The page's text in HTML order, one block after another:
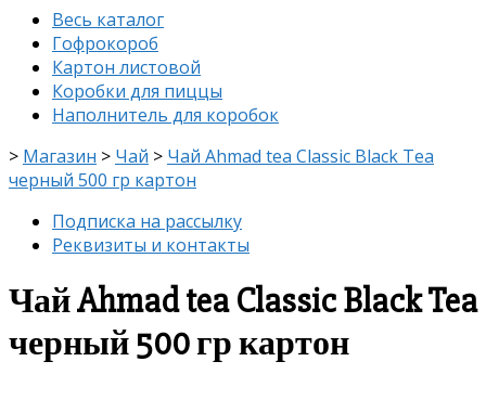
Весь каталог
Гофрокороб
Картон листовой
Коробки для пиццы
Наполнитель для коробок
> Магазин > Чай > Чай Ahmad tea Classic Black Tea
черный 500 гр картон
Подписка на рассылку
Реквизиты и контакты
Чай Ahmad tea Classic Black Tea
черный 500 гр картон